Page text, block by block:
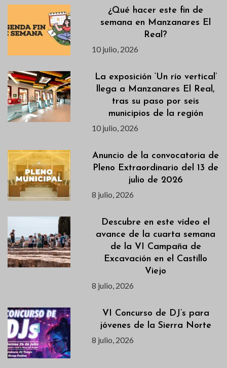
¿Qué hacer este fin de
semana en Manzanares El
Real?
10 julio, 2026
La exposición ‘Un río vertical’
llega a Manzanares El Real,
tras su paso por seis
municipios de la región
10 julio, 2026
Anuncio de la convocatoria de
Pleno Extraordinario del 13 de
julio de 2026
8 julio, 2026
Descubre en este vídeo el
avance de la cuarta semana
de la VI Campaña de
Excavación en el Castillo
Viejo
8 julio, 2026
VI Concurso de DJ’s para
jóvenes de la Sierra Norte
8 julio, 2026